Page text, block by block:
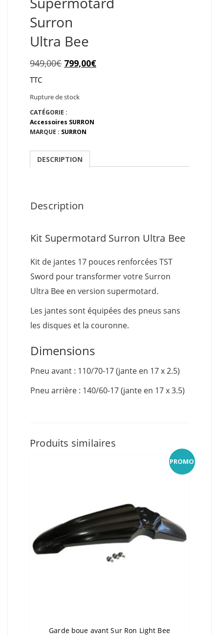
Surron
Ultra Bee
949,00€ Le
initial
était :
949,00€.
799,00€Le
TTC
Rupture de stock
CATÉGORIE :
Accessoires SURRON
MARQUE : SURRON
DESCRIPTION
Description
Kit Supermotard Surron Ultra Bee
Kit de jantes 17 pouces renforcées TST
Sword pour transformer votre Surron
Ultra Bee en version supermotard.
Les jantes sont équipées des pneus sans
les disques et la couronne.
Dimensions
Pneu avant : 110/70-17 (jante en 17 x 2.5)
Pneu arrière : 140/60-17 (jante en 17 x 3.5)
Produits similaires
PROMO
Garde boue avant Sur Ron Light Bee